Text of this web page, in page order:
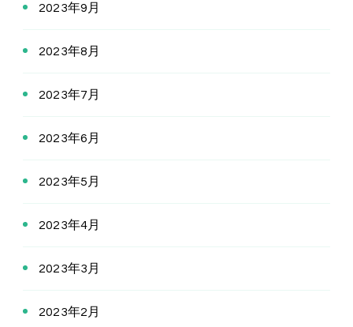
2023年9月
2023年8月
2023年7月
2023年6月
2023年5月
2023年4月
2023年3月
2023年2月